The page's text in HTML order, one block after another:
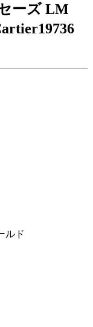
ーズ LM
ルド